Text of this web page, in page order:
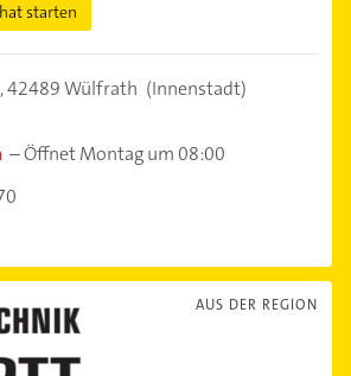
starten
42489 Wülfrath (Innenstadt)
–Öffnet Montag um 08:00
AUS DER REGION